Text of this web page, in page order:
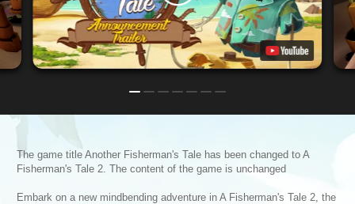
The game title Another Fisherman's Tale has been changed to A
Fisherman's Tale 2. The content of the game is unchanged
Embark on a new mindbending adventure in A Fisherman's Tale 2, the